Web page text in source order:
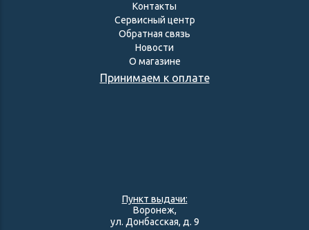
Контакты
Сервисный центр
Обратная связь
Новости
О магазине
Принимаем к оплате
Пункт выдачи:
Воронеж,
ул. Донбасская, д. 9